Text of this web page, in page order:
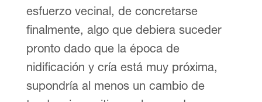
esfuerzo vecinal, de concretarse
finalmente, algo que debiera suceder
pronto dado que la época de
nidificación y cría está muy próxima,
supondría al menos un cambio de